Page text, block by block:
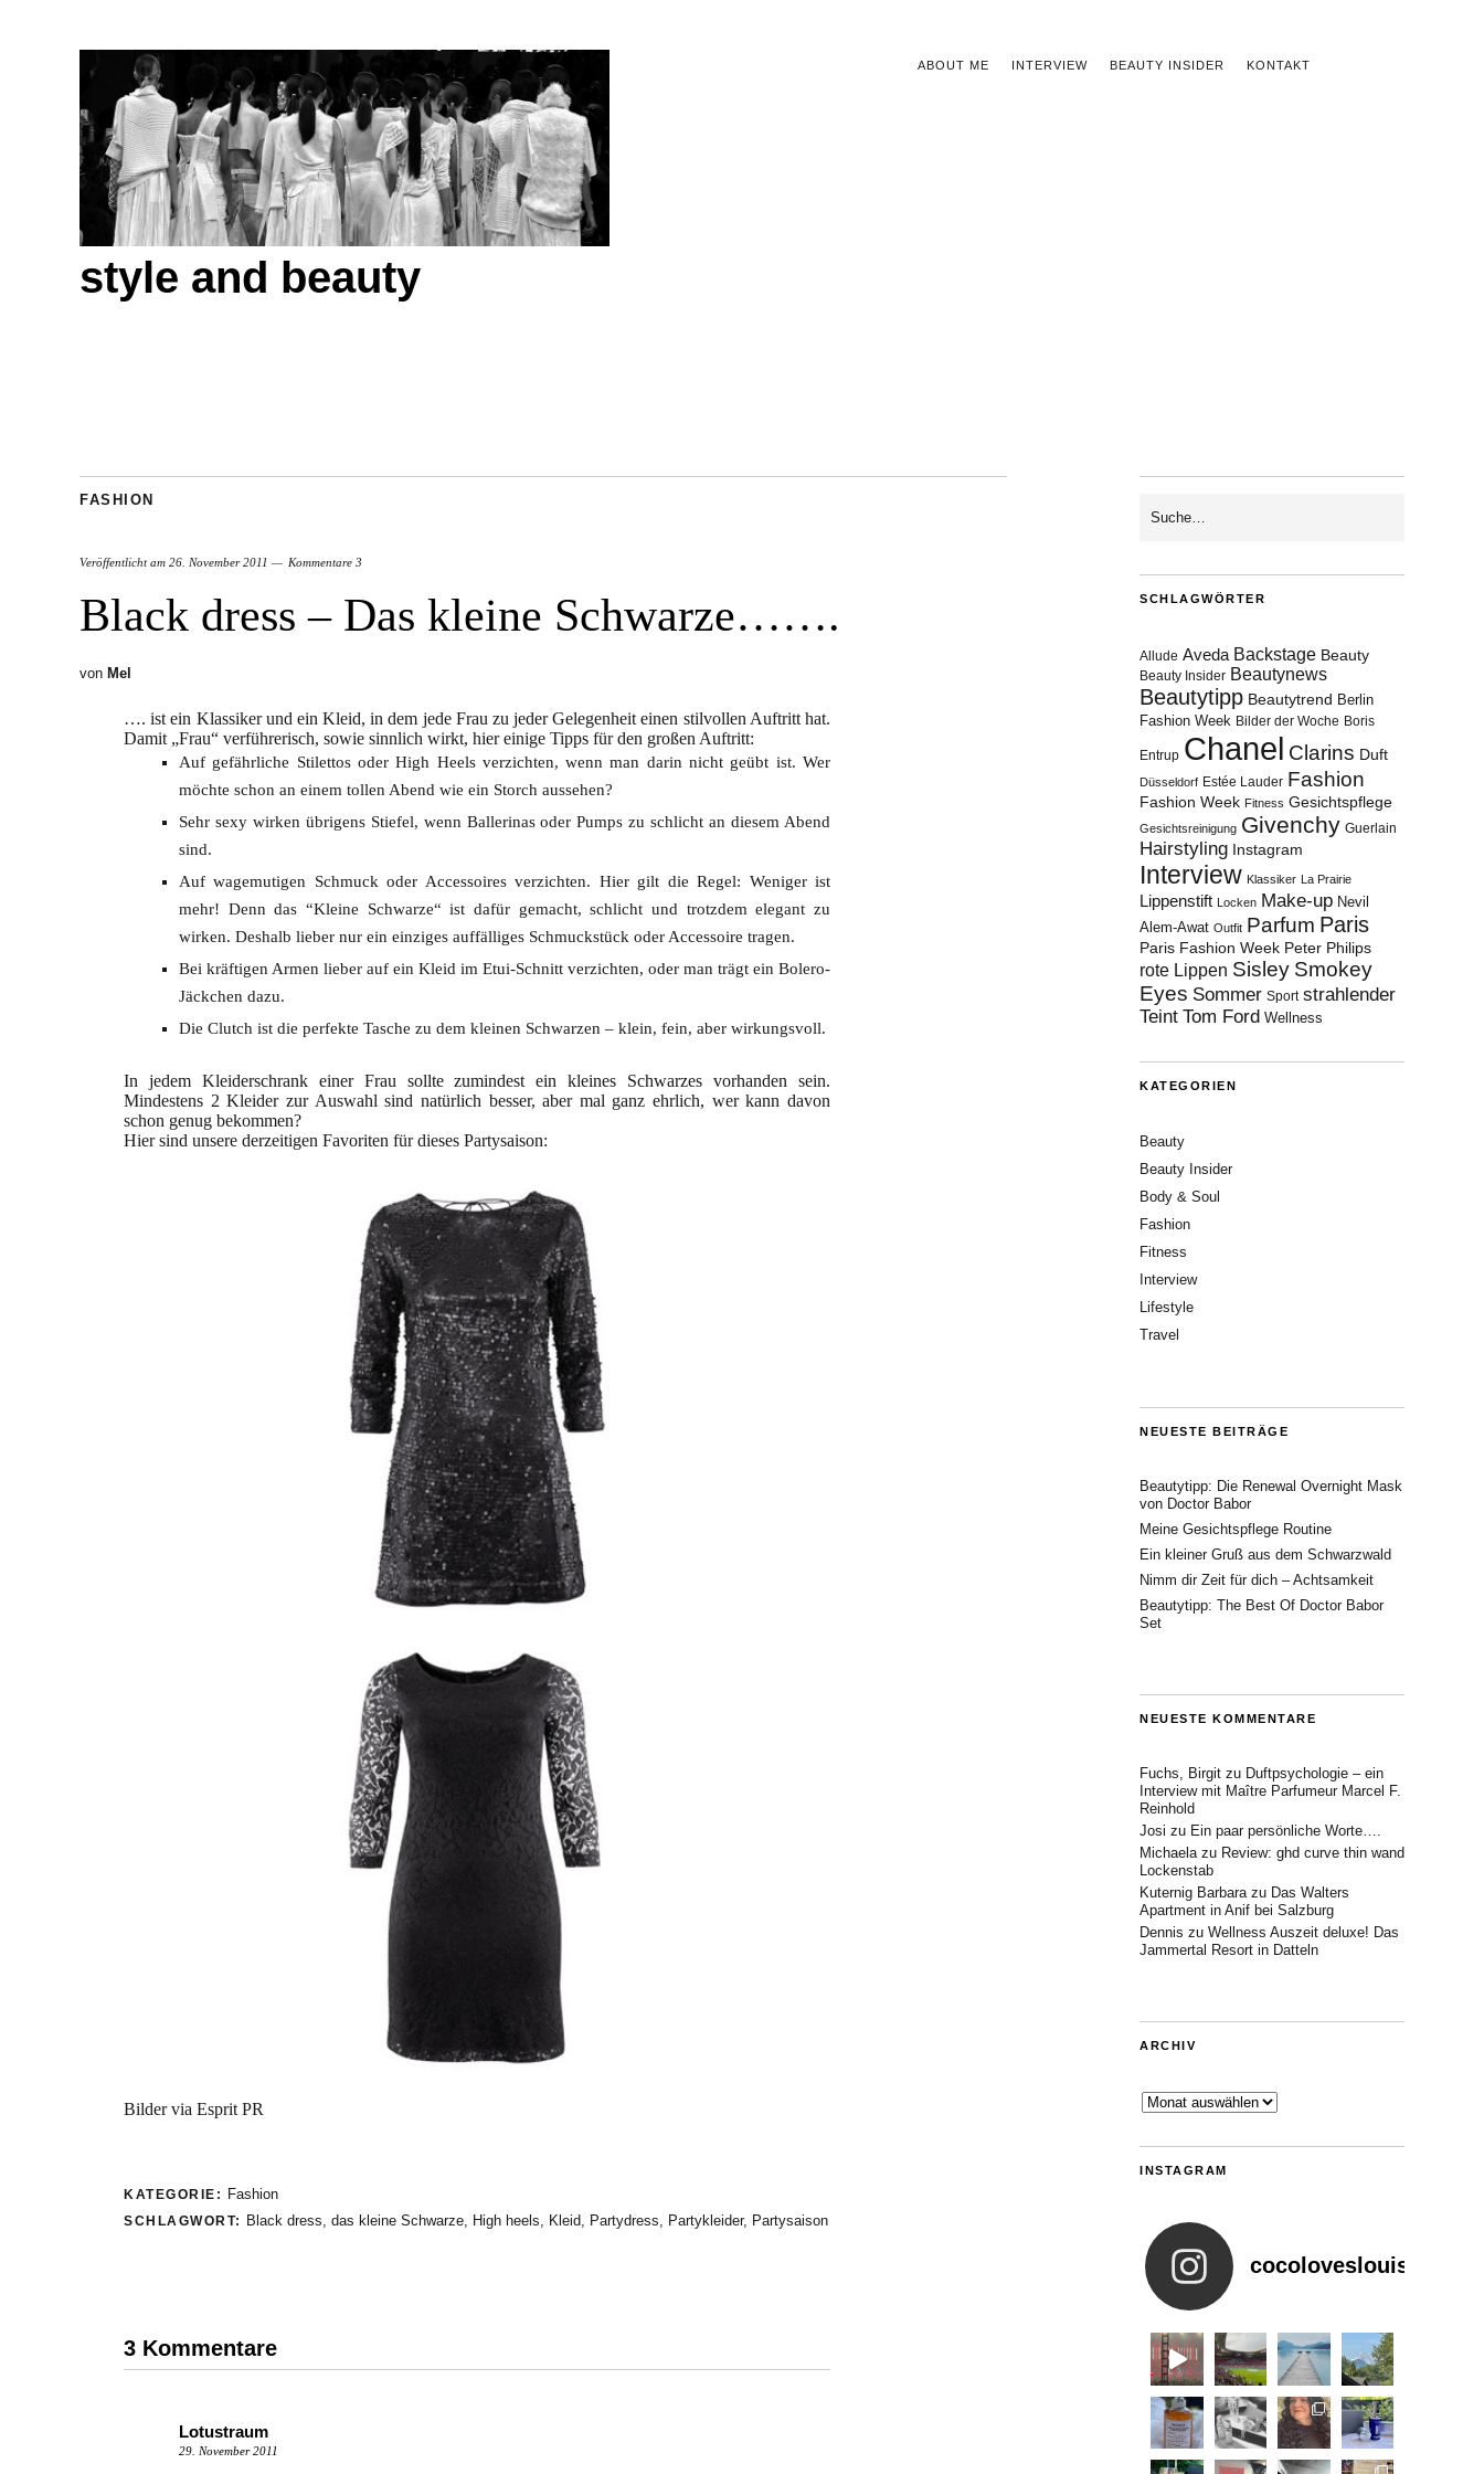
ABOUT ME INTERVIEW BEAUTY INSIDER KONTAKT
style and beauty
FASHION
Veröffentlicht am 26. November 2011 Kommentare 3
Black dress – Das kleine Schwarze…….
von Mel
…. ist ein Klassiker und ein Kleid, in dem jede Frau zu jeder Gelegenheit einen stilvollen Auftritt hat.
Damit „Frau“ verführerisch, sowie sinnlich wirkt, hier einige Tipps für den großen Auftritt:
Auf gefährliche Stilettos oder High Heels verzichten, wenn man darin nicht geübt ist. Wer
möchte schon an einem tollen Abend wie ein Storch aussehen?
Sehr sexy wirken übrigens Stiefel, wenn Ballerinas oder Pumps zu schlicht an diesem Abend
sind.
Auf wagemutigen Schmuck oder Accessoires verzichten. Hier gilt die Regel: Weniger ist
mehr! Denn das “Kleine Schwarze“ ist dafür gemacht, schlicht und trotzdem elegant zu
wirken. Deshalb lieber nur ein einziges auffälliges Schmuckstück oder Accessoire tragen.
Bei kräftigen Armen lieber auf ein Kleid im Etui-Schnitt verzichten, oder man trägt ein Bolero-
Jäckchen dazu.
Die Clutch ist die perfekte Tasche zu dem kleinen Schwarzen – klein, fein, aber wirkungsvoll.
In jedem Kleiderschrank einer Frau sollte zumindest ein kleines Schwarzes vorhanden sein.
Mindestens 2 Kleider zur Auswahl sind natürlich besser, aber mal ganz ehrlich, wer kann davon
schon genug bekommen?
Hier sind unsere derzeitigen Favoriten für dieses Partysaison:
Bilder via Esprit PR
KATEGORIE: Fashion
SCHLAGWORT: Black dress, das kleine Schwarze, High heels, Kleid, Partydress, Partykleider, Partysaison
3 Kommentare
Lotustraum
29. November 2011
SCHLAGWÖRTER
Allude Aveda Backstage Beauty
Beauty Insider Beautynews
Beautytipp Beautytrend Berlin
Fashion Week Bilder der Woche Boris
Entrup Chanel Clarins Duft
Düsseldorf Estée Lauder Fashion
Fashion Week Fitness Gesichtspflege
Gesichtsreinigung Givenchy Guerlain
Hairstyling Instagram
Interview Klassiker La Prairie
Lippenstift Locken Make-up Nevil
Alem-Awat Outfit Parfum Paris
Paris Fashion Week Peter Philips
rote Lippen Sisley Smokey
Eyes Sommer Sport strahlender
Teint Tom Ford Wellness
KATEGORIEN
Beauty
Beauty Insider
Body & Soul
Fashion
Fitness
Interview
Lifestyle
Travel
NEUESTE BEITRÄGE
Beautytipp: Die Renewal Overnight Mask
von Doctor Babor
Meine Gesichtspflege Routine
Ein kleiner Gruß aus dem Schwarzwald
Nimm dir Zeit für dich – Achtsamkeit
Beautytipp: The Best Of Doctor Babor
Set
NEUESTE KOMMENTARE
Fuchs, Birgit zu Duftpsychologie – ein
Interview mit Maître Parfumeur Marcel F.
Reinhold
Josi zu Ein paar persönliche Worte….
Michaelazu Review: ghd curve thin wand
Lockenstab
Kuternig Barbarazu Das Walters
Apartment in Anif bei Salzburg
Dennis zu Wellness Auszeit deluxe! Das
Jammertal Resort in Datteln
ARCHIV
Archiv
INSTAGRAM
cocoloveslouis